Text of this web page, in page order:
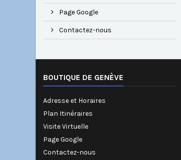
Page Google
Contactez-nous
BOUTIQUE DE GENÈVE
Adresse et Horaires
Plan Itinéraires
Visite Virtuelle
Page Google
Contactez-nous